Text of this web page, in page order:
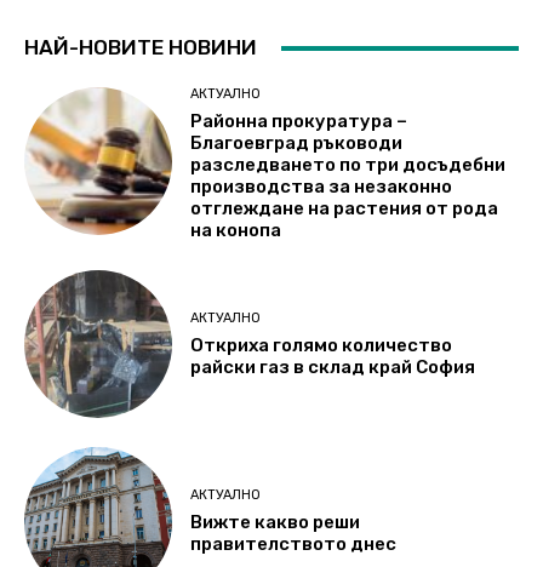
НАЙ-НОВИТЕ НОВИНИ
АКТУАЛНО
Районна прокуратура –
Благоевград ръководи
разследването по три досъдебни
производства за незаконно
отглеждане на растения от рода
на конопа
АКТУАЛНО
Откриха голямо количество
райски газ в склад край София
АКТУАЛНО
Вижте какво реши
правителството днес